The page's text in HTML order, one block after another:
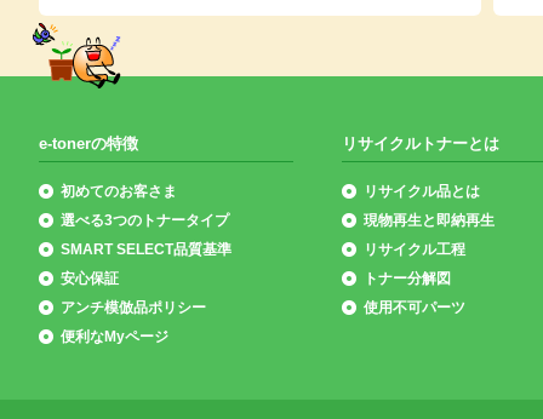
e-tonerの特徴
初めてのお客さま
選べる3つのトナータイプ
SMART SELECT品質基準
安心保証
アンチ模倣品ポリシー
便利なMyページ
リサイクルトナーとは
リサイクル品とは
現物再生と即納再生
リサイクル工程
トナー分解図
使用不可パーツ